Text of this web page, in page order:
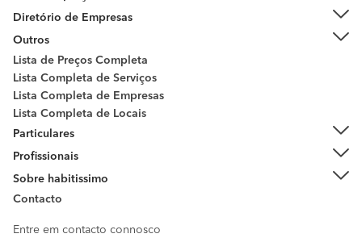
Diretório de Empresas
Outros
Lista de Preços Completa
Lista Completa de Serviços
Lista Completa de Empresas
Lista Completa de Locais
Particulares
Profissionais
Sobre habitissimo
Contacto
Entre em contacto connosco